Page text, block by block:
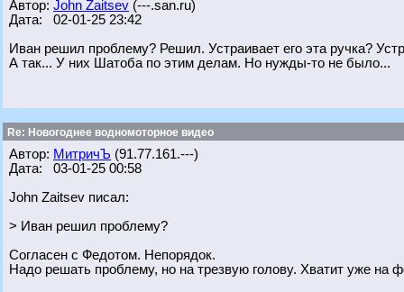
Автор: John Zaitsev (---.san.ru)
Дата: 02-01-25 23:42
Иван решил проблему? Решил. Устраивает его эта ручка?
А так... У них Шатоба по этим делам. Но нужды-то не было...
Re: Новогоднее водномоторное видео
Автор: МитричЪ (91.77.161.---)
Дата: 03-01-25 00:58
John Zaitsev писал:
> Иван решил проблему?
Согласен с Федотом. Непорядок.
Надо решать проблему, но на трезвую голову. Хватит уже на